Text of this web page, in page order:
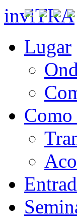
inviTRA
Lugar
Como